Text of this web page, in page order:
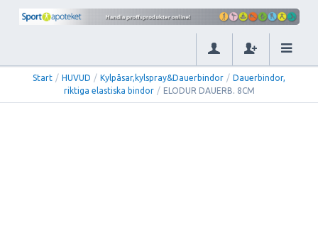
Start / HUVUD / Kylpåsar,kylspray&Dauerbindor / Dauerbindor,
riktiga elastiska bindor / ELODUR DAUERB. 8CM